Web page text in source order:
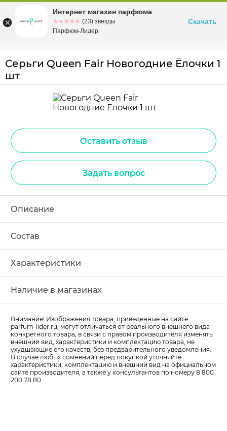
Омскул. Заозерная, 11, к. 1
Серьги Queen Fair Новогодние Ёлочки 1
шт
Оставить отзыв
Задать вопрос
Описание
Состав
Характеристики
Наличие в магазинах
Внимание! Изображения товара, приведенные на сайте
parfum-lider.ru, могут отличаться от реального внешнего вида
конкретного товара, в связи с правом производителя изменять
внешний вид, характеристики и комплектацию товара, не
ухудшающие его качеств, без предварительного уведомления.
В случае любых сомнений перед покупкой уточняйте
характеристики, комплектацию и внешний вид на официальном
сайте производителя, а также у консультантов по номеру 8 800
200 78 80.
Интернет магазин парфюма
☆☆☆☆☆
★★★★★ (23) звезды
Парфюм-Лидер
Скачать